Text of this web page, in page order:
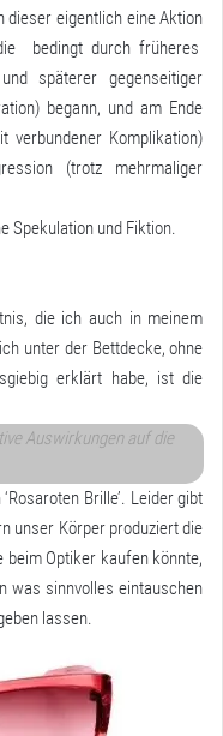
dieser eigentlich eine Aktion
bedingt durch früheres
späterer gegenseitiger
begann, und am Ende
verbundener Komplikation)
(trotz mehrmaliger
Spekulation und Fiktion.
die ich auch in meinem
unter der Bettdecke, ohne
erklärt habe, ist die
Auswirkungen auf die
Brille’. Leider gibt
unser Körper produziert die
beim Optiker kaufen könnte,
was sinnvolles eintauschen
lassen.